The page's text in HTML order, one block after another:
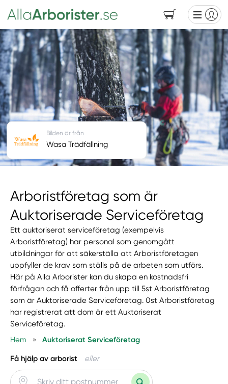
Arboristföretag som är
Auktoriserade Serviceföretag
Ett auktoriserat serviceföretag (exempelvis
Arboristföretag) har personal som genomgått
utbildningar för att säkerställa att Arboristföretagen
uppfyller de krav som ställs på de arbeten som utförs.
Här på Alla Arborister kan du skapa en kostnadsfri
förfrågan och få offerter från upp till 5st Arboristföretag
som är Auktoriserade Serviceföretag. 0st Arboristföretag
har registrerat att dom är ett Auktoriserat
Serviceföretag.
Hem
» Auktoriserat Serviceföretag
Få hjälp av arborist eller
Bilden är från
Wasa Trädfällning